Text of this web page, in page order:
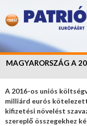
MAGYARORSZÁG A
A 2016-os uniós
milliárd eurós
kifizetési növelést
szereplő összegekhez